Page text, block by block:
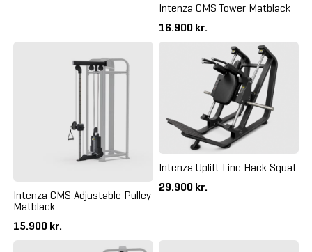
Intenza CMS Tower Matblack
16.900 kr.
Intenza CMS Adjustable Pulley
Matblack
15.900 kr.
Intenza Uplift Line Hack Squat
29.900 kr.